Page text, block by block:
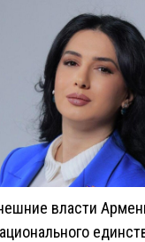
власти